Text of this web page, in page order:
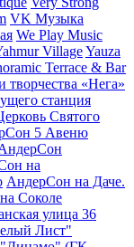
VK Музыка
We Play Music
VillageYauza
Terrace & Bar
творчества «Нега»
станция
Святого
5 Авеню
на
АндерСон на Даче.
Соколе
улица 36
Лист"